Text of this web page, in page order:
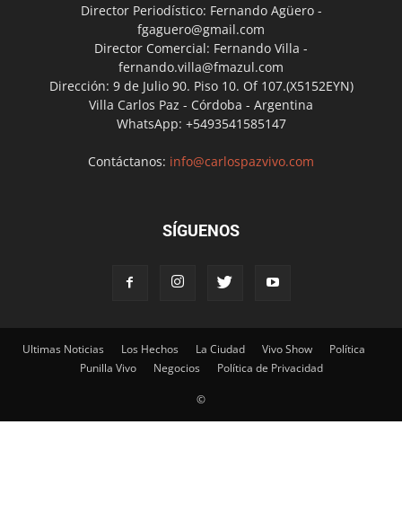
Director Periodístico: Fernando Agüero -
fgaguero@gmail.com
Director Comercial: Fernando Villa -
fernando.villa@fmazul.com
Dirección: 9 de Julio 90. Piso 10. Of 107.(X5152EYN)
Villa Carlos Paz - Córdoba - Argentina
WhatsApp: +5493541585147
Contáctanos: info@carlospazvivo.com
SÍGUENOS
Ultimas Noticias Los Hechos La Ciudad Vivo Show
Política
Punilla Vivo
Negocios Política de Privacidad
©